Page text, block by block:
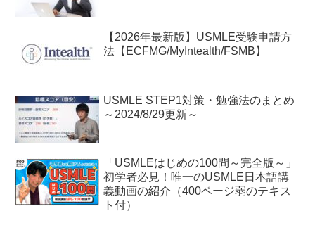
【2026年最新版】USMLE受験申請方
法【ECFMG/MyIntealth/FSMB】
USMLE STEP1対策・勉強法のまとめ
～2024/8/29更新～
「USMLEはじめの100問～完全版～」
初学者必見！唯一のUSMLE日本語講
義動画の紹介（400ページ弱のテキス
ト付）